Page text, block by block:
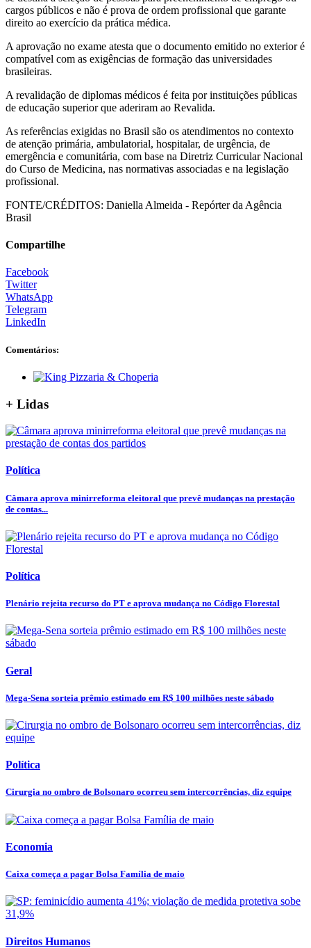
cargos públicos e não é prova de ordem profissional que garante
direito ao exercício da prática médica.
A aprovação no exame atesta que o documento emitido no exterior é
compatível com as exigências de formação das universidades
brasileiras.
A revalidação de diplomas médicos é feita por instituições públicas
de educação superior que aderiram ao Revalida.
As referências exigidas no Brasil são os atendimentos no contexto
de atenção primária, ambulatorial, hospitalar, de urgência, de
emergência e comunitária, com base na Diretriz Curricular Nacional
do Curso de Medicina, nas normativas associadas e na legislação
profissional.
FONTE/CRÉDITOS: Daniella Almeida - Repórter da Agência
Brasil
Compartilhe
Facebook
Twitter
WhatsApp
Telegram
LinkedIn
Comentários:
+ Lidas
Política
Câmara aprova minirreforma eleitoral que prevê mudanças na prestação
de contas...
Política
Plenário rejeita recurso do PT e aprova mudança no Código Florestal
Geral
Mega-Sena sorteia prêmio estimado em R$ 100 milhões neste sábado
Política
Cirurgia no ombro de Bolsonaro ocorreu sem intercorrências, diz equipe
Economia
Caixa começa a pagar Bolsa Família de maio
Direitos Humanos